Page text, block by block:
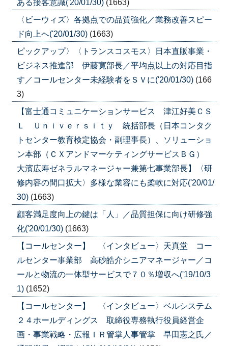
ある接客意識('20/01/30) (1663)
〈ビーウィズ〉各拠点での品質強化／業務改善スピー
ド向上へ('20/01/30) (1663)
ピックアップ〉〈トランスコスモス〉日本直販事業・
ビジネス推進部 伊藤寛部長／平均点以上の対応目指
す／コールセンター未経験者をＳＶに('20/01/30) (166
3)
【富士通コミュニケーションサービス 津江好美ＣＳ
Ｌ Ｕｎｉｖｅｒｓｉｔｙ 統括部長（日本コンタク
トセンター教育検定協会・副理事長）、ソリューショ
ン本部（ＣＸアンドマーケティングサービスＢＧ）
大濱広寿ゼネラルマネージャー兼第七事業部長】〈研
修内容の間口拡大〉多様な業容にも柔軟に対応('20/01/
30) (1663)
顧客満足度向上の鍵は「人」／品質担保に向け研修強
化('20/01/30) (1663)
【コールセンター】 〈インタビュー〉天真堂 コー
ルセンター事業部 高砂皓介シニアマネージャー／コ
ールと物流の一体型サービスで７０％増収へ('19/10/3
1) (1652)
【コールセンター】 〈インタビュー〉ベルシステム
２４ホールディングス 取締役専務執行役員経営企
画・事業戦略・広報ＩＲ管掌人事管掌 早田憲之氏／